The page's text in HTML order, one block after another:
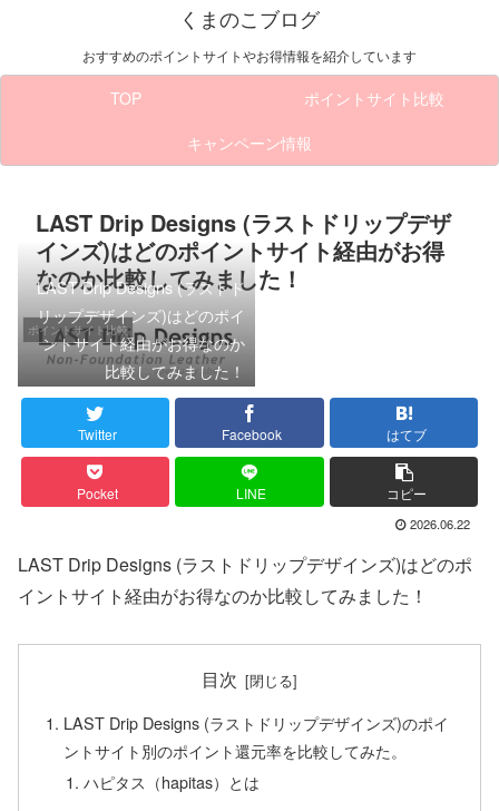
くまのこブログ
おすすめのポイントサイトやお得情報を紹介しています
TOP
ポイントサイト比較
キャンペーン情報
LAST Drip Designs (ラストドリップデザ
インズ)はどのポイントサイト経由がお得
なのか比較してみました！
ポイントサイト比較
LAST Drip Designs (ラストド
リップデザインズ)はどのポイ
ントサイト経由がお得なのか
比較してみました！
Twitter Facebook はてブ
Pocket LINE コピー
2026.06.22
LAST Drip Designs (ラストドリップデザインズ)はどのポ
イントサイト経由がお得なのか比較してみました！
目次
LAST Drip Designs (ラストドリップデザインズ)のポイ
ントサイト別のポイント還元率を比較してみた。
ハピタス（hapitas）とは